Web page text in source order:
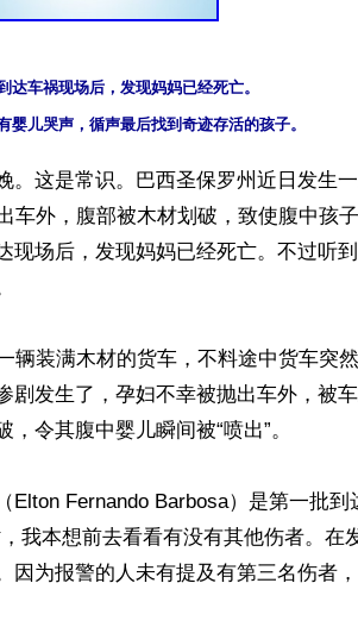
达车祸现场后，发现妈妈已经死亡。
。这是常识。巴西圣保罗州近日发生
车外，腹部被木材划破，致使腹中孩
现场后，发现妈妈已经死亡。不过听
辆装满木材的货车，不料途中货车突
发生了，孕妇不幸被抛出车外，被车
令其腹中婴儿瞬间被“喷出”。
Fernando Barbosa）是第一批到
我本想前去看看有没有其他伤者。在
因为报警的人未有提及有第三名伤者